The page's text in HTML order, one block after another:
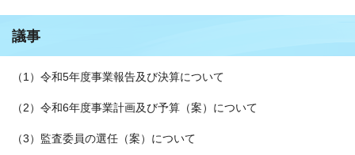
議事
（1）令和5年度事業報告及び決算について
（2）令和6年度事業計画及び予算（案）について
（3）監査委員の選任（案）について